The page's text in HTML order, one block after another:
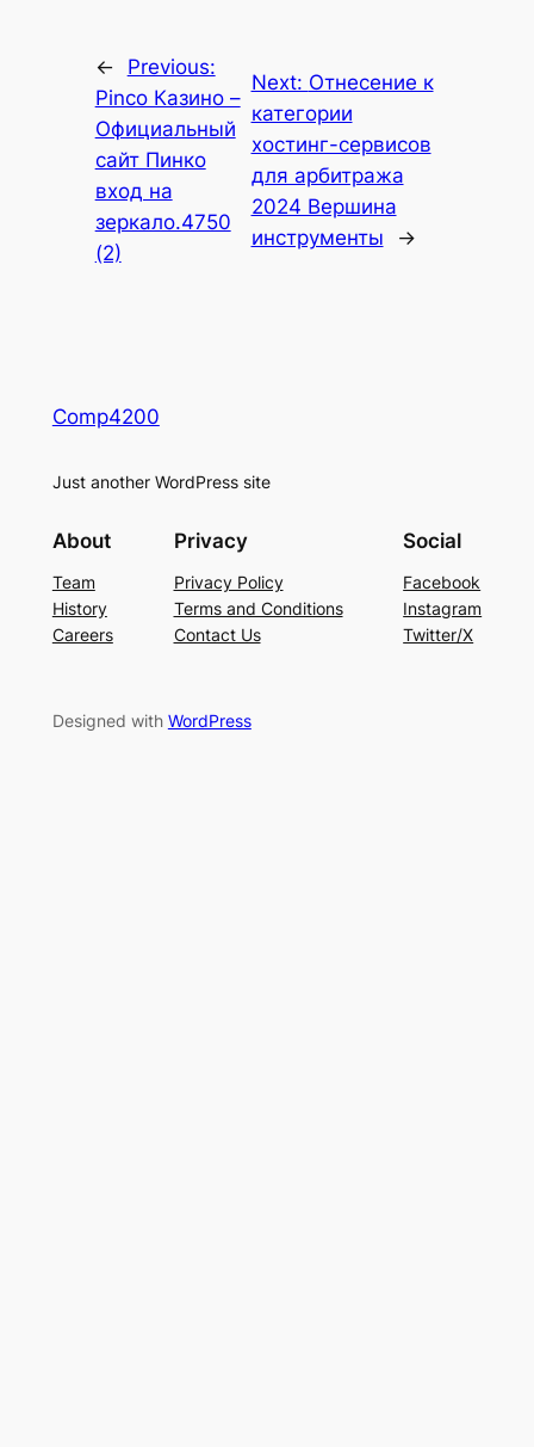
←
Previous:
Pinco Казино –
Официальный
сайт Пинко
вход на
зеркало.4750
(2)
Next: Отнесение к
категории
хостинг-сервисов
для арбитража
2024 Вершина
инструменты
→
Comp4200
Just another WordPress site
About
Team
History
Careers
Privacy
Privacy Policy
Terms and Conditions
Contact Us
Social
Facebook
Instagram
Twitter/X
Designed with WordPress